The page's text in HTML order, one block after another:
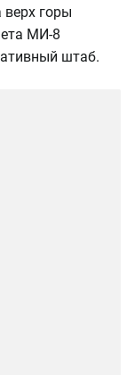
горы
МИ-8
штаб.